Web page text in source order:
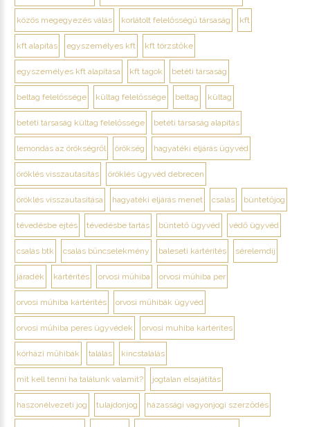
közös megegyezés válás korlátolt felelősségű társaság kft
kft alapítás egyszemélyes kft kft törzstőke
egyszemélyes kft alapítása kft tagok betéti társaság
beltag felelőssége kültag felelőssége beltag kültag
betéti társaság kültag felelőssége betéti társaság alapítás
lemondás az örökségről örökség hagyatéki eljárás ügyvéd
öröklés visszautasítás öröklés ügyvéd debrecen
öröklés visszautasítása hagyatéki eljárás menet csalás büntetőjog
tévedésbe ejtés tévedésbe tartás büntető ügyvéd védő ügyvéd
csalás btk csalás bűncselekmény baleseti kártérítés sérelemdíj
járadék kártérítés orvosi műhiba orvosi műhiba per
orvosi műhiba kártérítés orvosi műhibák ügyvéd
orvosi műhiba peres ügyvédek orvosi muhiba kártérítes
kórházi műhibák találás kincstalálás
mit kell tenni ha találunk valamit? jogtalan elsajátítás
haszonélvezeti jog tulajdonjog házassági vagyonjogi szerződés